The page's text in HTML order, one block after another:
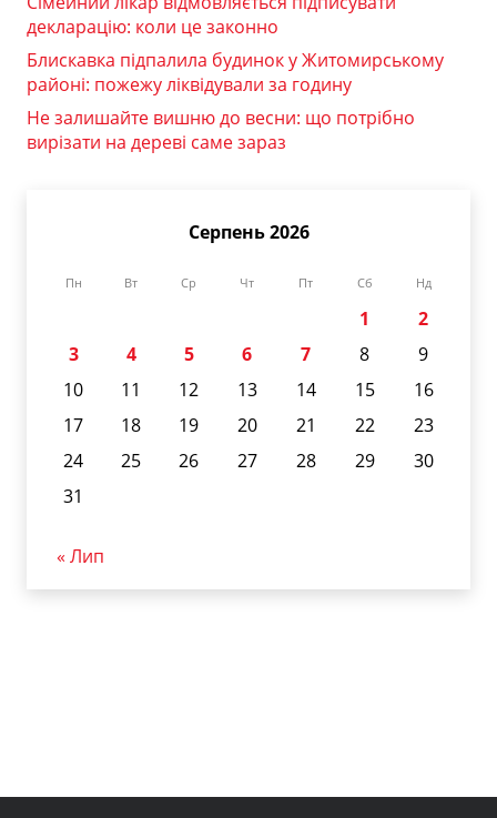
декларацію: коли це законно
Блискавка підпалила будинок у Житомирському
районі: пожежу ліквідували за годину
Не залишайте вишню до весни: що потрібно
вирізати на дереві саме зараз
Серпень 2026
Пн Вт Ср Чт Пт Сб Нд
1
2
3
4 5 6 7 8
9
10
11 12 13 14 15
16
17
18 19 20 21 22
23
24
25 26 27 28 29
30
31
« Лип